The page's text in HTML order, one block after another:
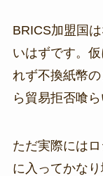
BRICS加盟国
いはずです。
れず不換紙幣
ら貿易拒否喰ら
ただ実際には
に入ってかな